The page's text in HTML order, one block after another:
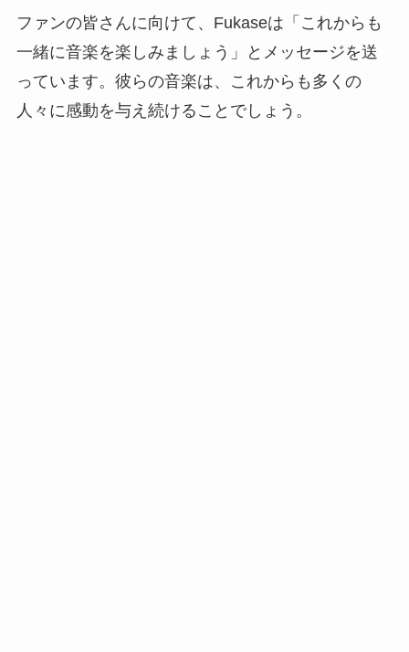
ファンの皆さんに向けて、Fukaseは「これからも
一緒に音楽を楽しみましょう」とメッセージを送
っています。彼らの音楽は、これからも多くの
人々に感動を与え続けることでしょう。